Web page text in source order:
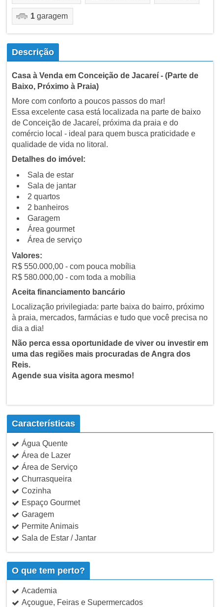
1garagem
Descrição
Casa à Venda em Conceição de Jacareí - (Parte de
Baixo, Próximo à Praia)
More com conforto a poucos passos do mar!
Essa excelente casa está localizada na parte de baixo
de Conceição de Jacareí, próxima da praia e do
comércio local - ideal para quem busca praticidade e
qualidade de vida no litoral.
Detalhes do imóvel:
Sala de estar
Sala de jantar
2 quartos
2 banheiros
Garagem
Área gourmet
Área de serviço
Valores:
R$ 550.000,00 - com pouca mobília
R$ 580.000,00 - com toda a mobília
Aceita financiamento bancário
Localização privilegiada: parte baixa do bairro, próximo
à praia, mercados, farmácias e tudo que você precisa no
dia a dia!
Não perca essa oportunidade de viver ou investir em
uma das regiões mais procuradas de Angra dos
Reis.
Agende sua visita agora mesmo!
Características
Água Quente
Área de Lazer
Área de Serviço
Churrasqueira
Cozinha
Espaço Gourmet
Garagem
Permite Animais
Sala de Estar / Jantar
O que tem perto?
Academia
Açougue, Feiras e Supermercados